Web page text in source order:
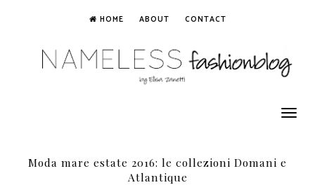
HOME ABOUT CONTACT
Toggle
navigation
Moda mare estate 2016: le collezioni Domani e
Atlantique